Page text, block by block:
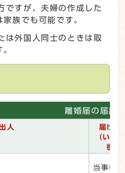
ですが、夫婦の作成した
族でも可能です。
は外国人同士のときは取
離婚届の届出
人
届ける
（いず
役場
当事者